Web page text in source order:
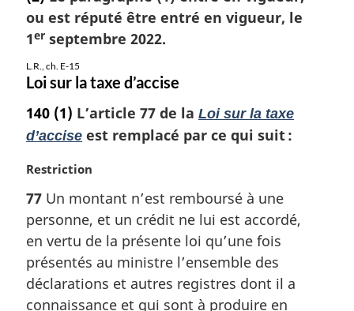
ou est réputé être entré en vigueur, le
1er septembre 2022.
L.R., ch. E-15
Loi sur la taxe d’accise
140 (1) L’article 77 de la Loi sur la taxe
d’accise est remplacé par ce qui suit :
N
t
e
m
a
r
g
Restriction
77 Un montant n’est remboursé à une
personne, et un crédit ne lui est accordé,
en vertu de la présente loi qu’une fois
présentés au ministre l’ensemble des
déclarations et autres registres dont il a
connaissance et qui sont à produire en